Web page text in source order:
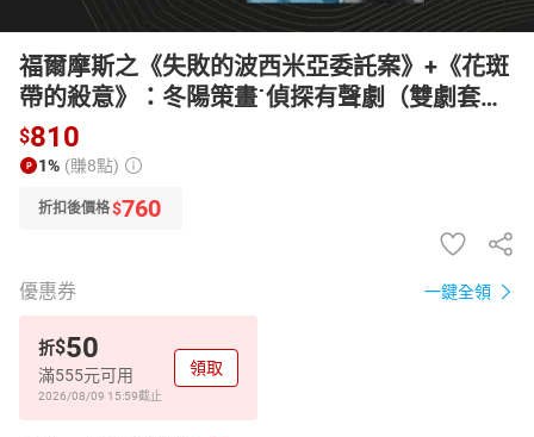
福爾摩斯之《失敗的波西米亞委託案》+《花斑
帶的殺意》：冬陽策畫˙偵探有聲劇（雙劇套
組）【有聲書】
$810
1% (賺8點)
折扣後價格$760
優惠券 一鍵全領
折$50
滿555元可用
2026/08/09 15:59截止
領取